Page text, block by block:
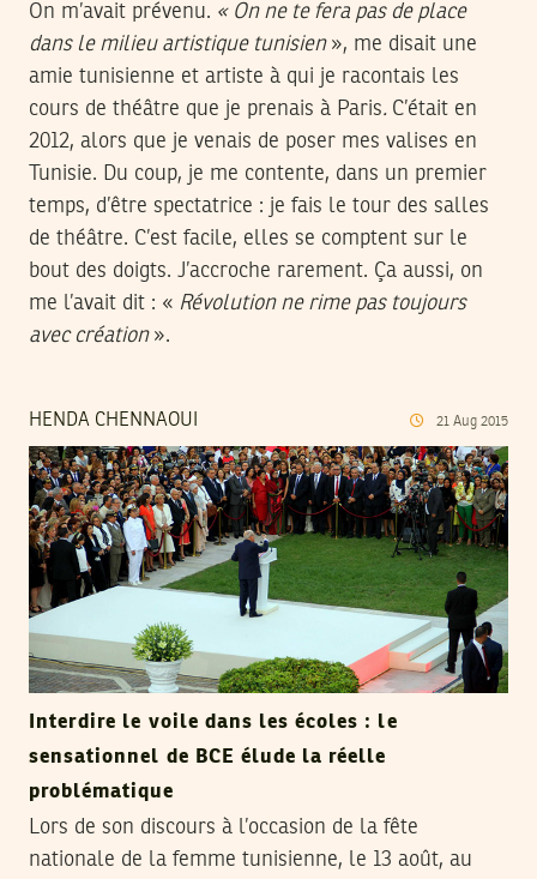
On m’avait prévenu. « On ne te fera pas de place
dans le milieu artistique tunisien », me disait une
amie tunisienne et artiste à qui je racontais les
cours de théâtre que je prenais à Paris. C’était en
2012, alors que je venais de poser mes valises en
Tunisie. Du coup, je me contente, dans un premier
temps, d’être spectatrice : je fais le tour des salles
de théâtre. C’est facile, elles se comptent sur le
bout des doigts. J’accroche rarement. Ça aussi, on
me l’avait dit : « Révolution ne rime pas toujours
avec création ».
HENDA CHENNAOUI 21 Aug 2015
Interdire le voile dans les écoles : le
sensationnel de BCE élude la réelle
problématique
Lors de son discours à l’occasion de la fête
nationale de la femme tunisienne, le 13 août, au